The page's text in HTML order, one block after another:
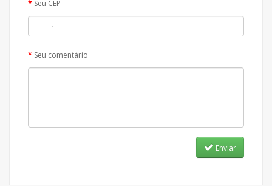
Seu CEP
Seu comentário
Enviar